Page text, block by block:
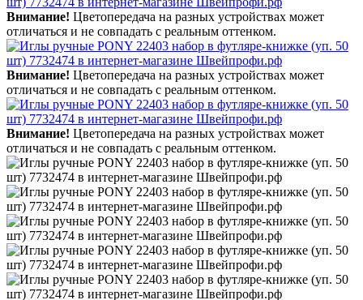
Внимание! Цветопередача на разных устройствах может
отличаться и не совпадать с реальным оттенком.
Внимание! Цветопередача на разных устройствах может
отличаться и не совпадать с реальным оттенком.
Внимание! Цветопередача на разных устройствах может
отличаться и не совпадать с реальным оттенком.